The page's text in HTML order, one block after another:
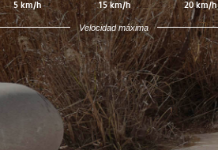
5 km/h 15 km/h 20 km/h
Velocidad máxima